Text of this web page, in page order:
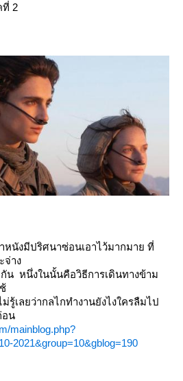
ที่ 2
หนังมีปริศนาซ่อนเอาไว้มากมาย ที่
จ่าง
หนึ่งในนั้นคือวิธีการเดินทางข้าม
เลยว่ากลไกทำงานยังไงใครลืมไป
น
mainblog.php?
2021&group=10&gblog=190